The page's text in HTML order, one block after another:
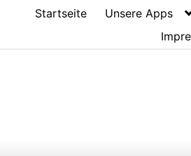
Startseite Unsere Apps